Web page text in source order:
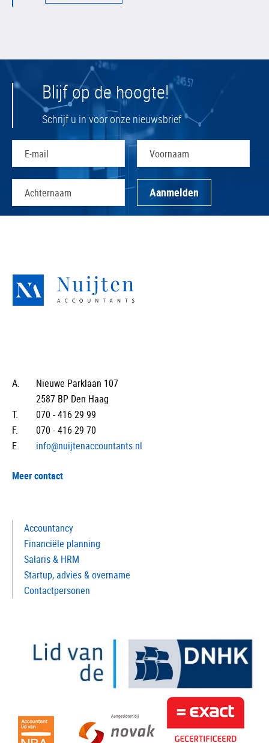
Blijf op de hoogte!
Schrijf u in voor onze nieuwsbrief
A.
Nieuwe Parklaan 107
2587 BP Den Haag
T.
070 - 416 29 99
F.
070 - 416 29 70
E.
info@nuijtenaccountants.nl
Meer contact
Accountancy
Financiële planning
Salaris & HRM
Startup, advies & overname
Contactpersonen